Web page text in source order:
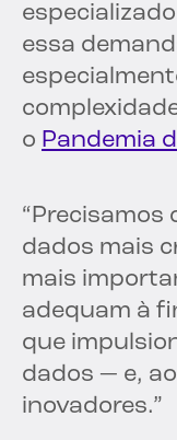
essa
o Pandemia
dados mais
mais
adequam à
que
dados — e,
inovadores.”